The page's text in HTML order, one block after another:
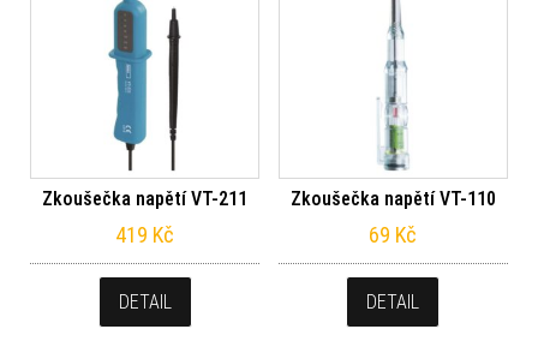
Zkoušečka napětí VT-211
419 Kč
DETAIL
Zkoušečka napětí VT-110
69 Kč
DETAIL